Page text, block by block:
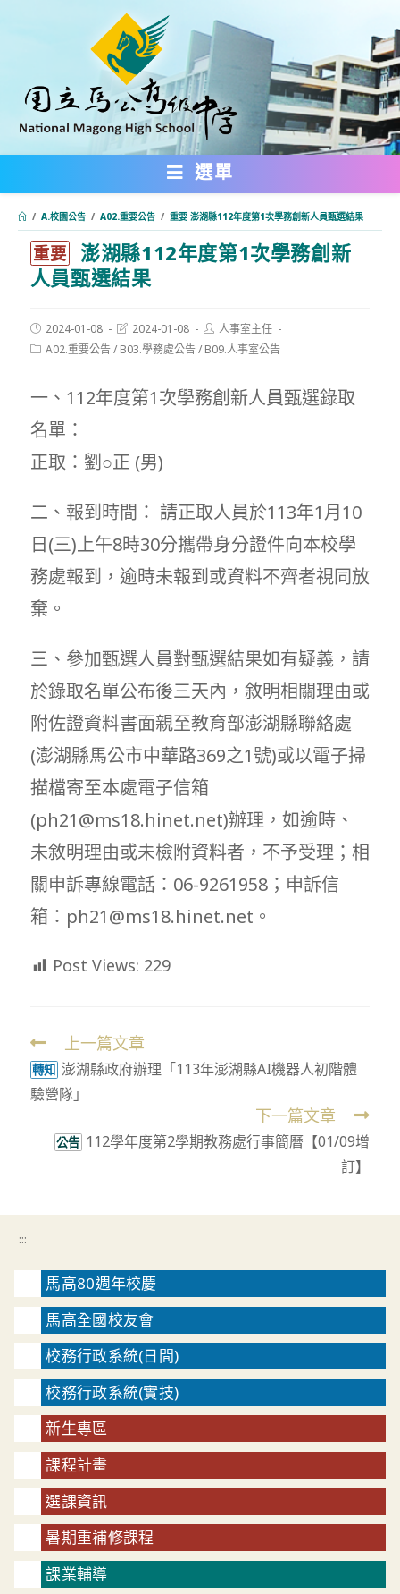
內
選單
/ A.校園公告 / A02.重要公告 / 重要 澎湖縣112年度第1次學務創新人員甄選結果
重要
澎湖縣112年度第1次學務創新
人員甄選結果
Post
published:
2024-01-08
Post
modified:
2024-01-08
Post
author:
人事室主任
PostA02.重要公告/ B03.學務處公告/ B09.人事室公告
一、112年度第1次學務創新人員甄選錄取
名單：
正取：劉○正 (男)
二、報到時間： 請正取人員於113年1月10
日(三)上午8時30分攜帶身分證件向本校學
務處報到，逾時未報到或資料不齊者視同放
棄。
三、參加甄選人員對甄選結果如有疑義，請
於錄取名單公布後三天內，敘明相關理由或
附佐證資料書面親至教育部澎湖縣聯絡處
(澎湖縣馬公市中華路369之1號)或以電子掃
描檔寄至本處電子信箱
(ph21@ms18.hinet.net)辦理，如逾時、
未敘明理由或未檢附資料者，不予受理；相
關申訴專線電話：06-9261958；申訴信
箱：ph21@ms18.hinet.net。
Post Views: 229
Read
more
articles
上一篇文章
轉知 澎湖縣政府辦理「113年澎湖縣AI機器人初階體
驗營隊」
下一篇文章
公告 112學年度第2學期教務處行事簡曆【01/09增
訂】
:::
馬高80週年校慶
馬高全國校友會
校務行政系統(日間)
校務行政系統(實技)
新生專區
課程計畫
選課資訊
暑期重補修課程
課業輔導